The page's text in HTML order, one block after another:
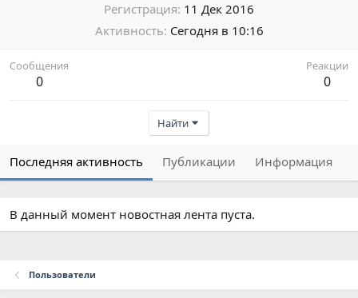
Регистрация 11 Дек 2016
Активность Сегодня в 10:16
Сообщения
0
Реакции
0
Найти
Последняя активность Публикации Информация
В данный момент новостная лента пуста.
Пользователи